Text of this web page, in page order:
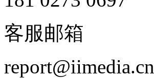
客服邮箱
report@iimedia.cn